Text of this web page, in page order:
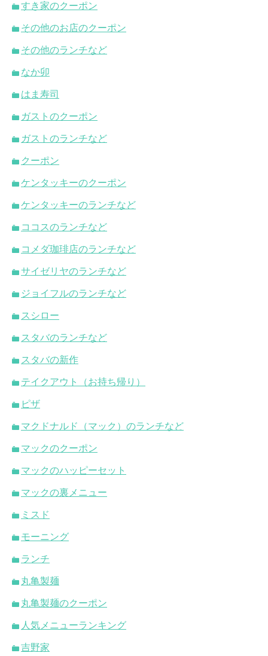
すき家のクーポン
その他のお店のクーポン
その他のランチなど
なか卯
はま寿司
ガストのクーポン
ガストのランチなど
クーポン
ケンタッキーのクーポン
ケンタッキーのランチなど
ココスのランチなど
コメダ珈琲店のランチなど
サイゼリヤのランチなど
ジョイフルのランチなど
スシロー
スタバのランチなど
スタバの新作
テイクアウト（お持ち帰り）
ピザ
マクドナルド（マック）のランチなど
マックのクーポン
マックのハッピーセット
マックの裏メニュー
ミスド
モーニング
ランチ
丸亀製麺
丸亀製麺のクーポン
人気メニューランキング
吉野家